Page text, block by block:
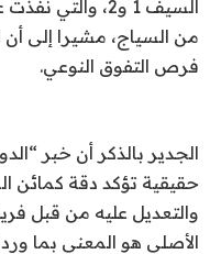
من السياج، مشيرا إلى أن
فرص التفوق النوعي.
حقيقية تؤكد دقة كمائن
الأصلي هو المعني بما